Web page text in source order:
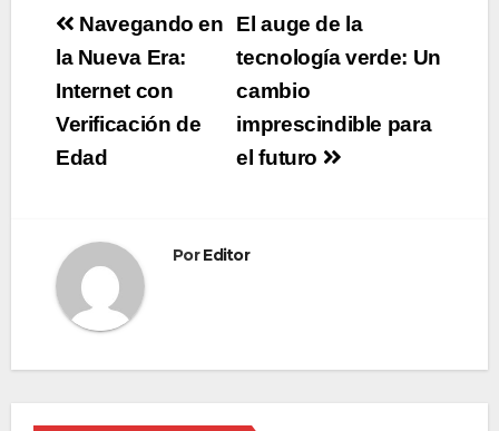
Navegación
de
entradas
El auge de la
tecnología verde: Un
cambio
imprescindible para
el futuro
Navegando en
la Nueva Era:
Internet con
Verificación de
Edad
PorEditor